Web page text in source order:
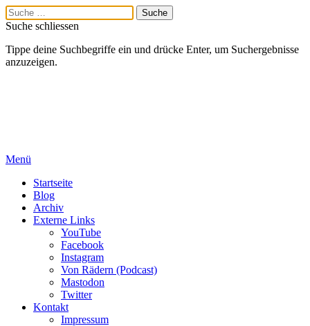
Suche schliessen
Tippe deine Suchbegriffe ein und drücke Enter, um Suchergebnisse
anzuzeigen.
Menü
Startseite
Blog
Archiv
Externe Links
YouTube
Facebook
Instagram
Von Rädern (Podcast)
Mastodon
Twitter
Kontakt
Impressum